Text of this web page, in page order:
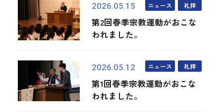
2026.05.15 ニュース 礼拝
第2回春季宗教運動がおこな
われました。
2026.05.12 ニュース 礼拝
第1回春季宗教運動がおこな
われました。